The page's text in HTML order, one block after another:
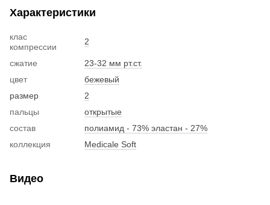
Характеристики
клас
компрессии
2
сжатие
23-32 мм рт.ст.
цвет
бежевый
размер
2
пальцы
открытые
состав
полиамид - 73% эластан - 27%
коллекция
Medicale Soft
Видео